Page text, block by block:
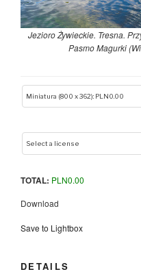
Jezioro Żywieckie. Tresna.
Pasmo Magurki
TOTAL: PLN0.00
Download
Save to Lightbox
DETAILS